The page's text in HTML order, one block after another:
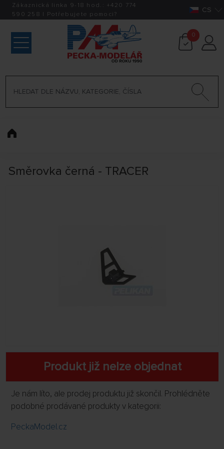
Zákaznická linka 9-18 hod.: +420 774
590 258 | Potřebujete pomoci? CS
0
Směrovka černá - TRACER
Produkt již nelze objednat
Je nám líto, ale prodej produktu již skončil. Prohlédněte
podobné prodávané produkty v kategorii:
PeckaModel.cz